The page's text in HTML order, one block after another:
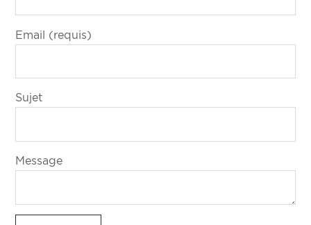
Email (requis)
Sujet
Message